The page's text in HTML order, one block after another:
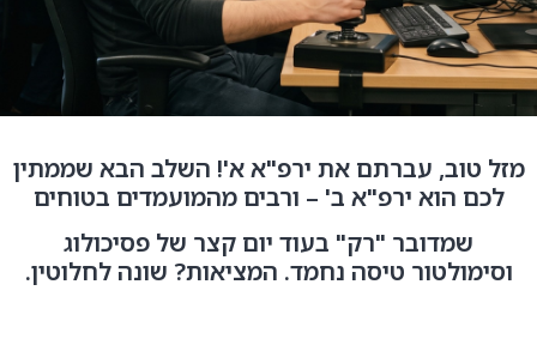
מזל טוב, עברתם את ירפ"א א'! השלב הבא שממתין
לכם הוא ירפ"א ב' – ורבים מהמועמדים בטוחים
שמדובר "רק" בעוד יום קצר של פסיכולוג
וסימולטור טיסה נחמד. המציאות? שונה לחלוטין.